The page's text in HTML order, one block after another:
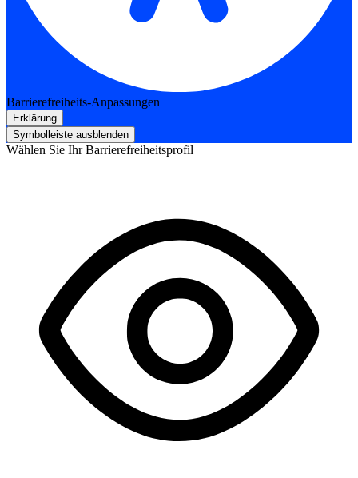
Barrierefreiheits-Anpassungen
Erklärung
Symbolleiste ausblenden
Wählen Sie Ihr Barrierefreiheitsprofil